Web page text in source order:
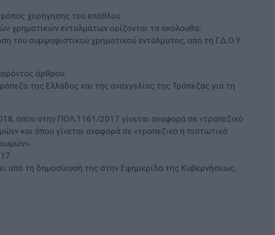
χορήγησης του επάθλου
χρηματικών ενταλμάτων ορίζονται τα ακόλουθα:
του συμψηφιστικού χρηματικού εντάλματος, από τη Γ.Δ.Ο.Υ.
άρθρου.
της Ελλάδος και της αναγγελίας της Τράπεζας για τη
όπου στην ΠΟΛ.1161/2017 γίνεται αναφορά σε «τραπεζικό
και όπου γίνεται αναφορά σε «τραπεζικό ή πιστωτικό
από τη δημοσίευσή της στην Εφημερίδα της Κυβερνήσεως.